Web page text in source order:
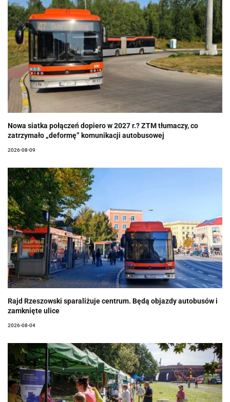
Nowa siatka połączeń dopiero w 2027 r.? ZTM tłumaczy, co
zatrzymało „deformę” komunikacji autobusowej
2026-08-09
Rajd Rzeszowski sparaliżuje centrum. Będą objazdy autobusów i
zamknięte ulice
2026-08-04